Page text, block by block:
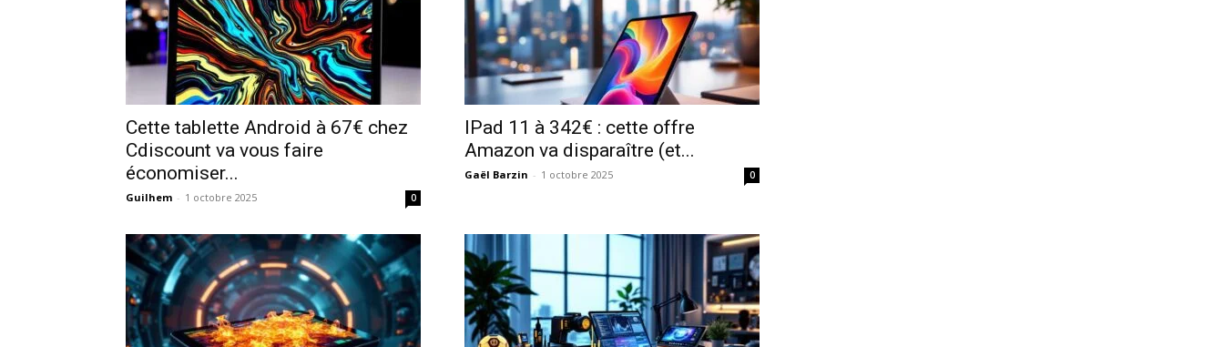
Cette tablette Android à 67€ chez
Cdiscount va vous faire
économiser...
Guilhem - 1 octobre 2025 0
IPad 11 à 342€ : cette offre
Amazon va disparaître (et...
Gaël Barzin - 1 octobre 2025 0